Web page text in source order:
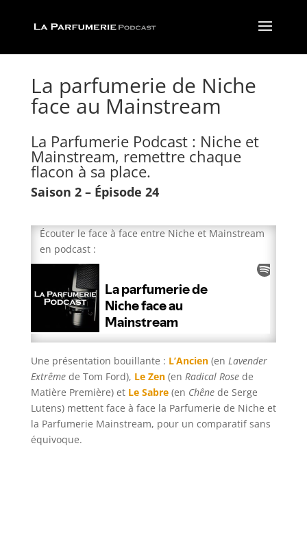
La parfumerie de Niche
face au Mainstream
La Parfumerie Podcast : Niche et
Mainstream, remettre chaque
flacon à sa place.
Saison 2 – Épisode 24
Écouter le face à face entre Niche et Mainstream
en podcast :
Une présentation bouillante : L’Ancien(en Lavender
Extrême de Tom Ford), Le Zen(en Radical Rosede
Matière Première) et Le Sabre(en Chênede Serge
Lutens) mettent face à face la Parfumerie de Niche et
la Parfumerie Mainstream, pour un comparatif sans
équivoque.